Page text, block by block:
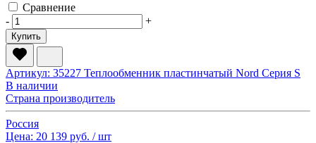
Сравнение
-
+
Купить
Артикул: 35227 Теплообменник пластинчатый Nord Серия S
В наличии
Страна производитель
Россия
Цена: 20 139 руб. / шт